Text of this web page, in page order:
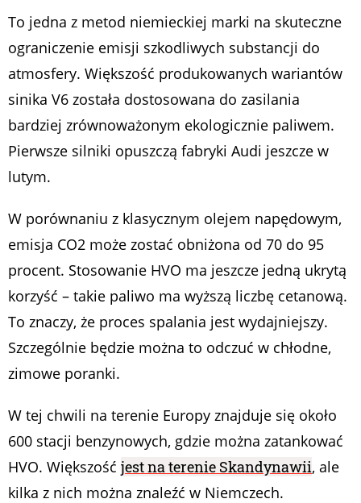
To jedna z metod niemieckiej marki na skuteczne
ograniczenie emisji szkodliwych substancji do
atmosfery. Większość produkowanych wariantów
sinika V6 została dostosowana do zasilania
bardziej zrównoważonym ekologicznie paliwem.
Pierwsze silniki opuszczą fabryki Audi jeszcze w
lutym.
W porównaniu z klasycznym olejem napędowym,
emisja CO2 może zostać obniżona od 70 do 95
procent. Stosowanie HVO ma jeszcze jedną ukrytą
korzyść – takie paliwo ma wyższą liczbę cetanową.
To znaczy, że proces spalania jest wydajniejszy.
Szczególnie będzie można to odczuć w chłodne,
zimowe poranki.
W tej chwili na terenie Europy znajduje się około
600 stacji benzynowych, gdzie można zatankować
HVO. Większość jest na terenie Skandynawii, ale
kilka z nich można znaleźć w Niemczech.